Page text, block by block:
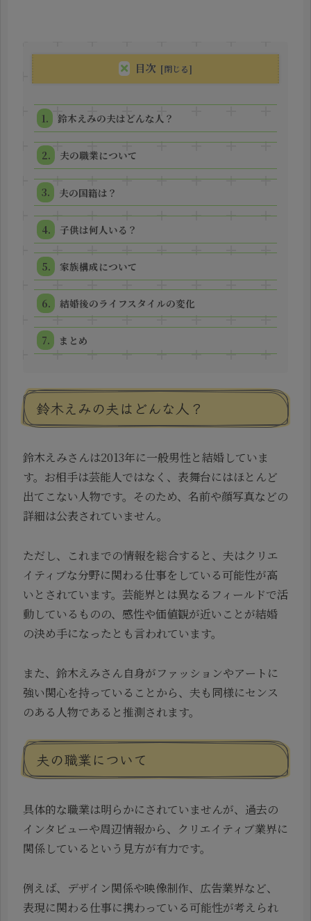
目次
鈴木えみの夫はどんな人？
夫の職業について
夫の国籍は？
子供は何人いる？
家族構成について
結婚後のライフスタイルの変化
まとめ
鈴木えみの夫はどんな人？
鈴木えみさんは2013年に一般男性と結婚していま
す。お相手は芸能人ではなく、表舞台にはほとんど
出てこない人物です。そのため、名前や顔写真などの
詳細は公表されていません。
ただし、これまでの情報を総合すると、夫はクリエ
イティブな分野に関わる仕事をしている可能性が高
いとされています。芸能界とは異なるフィールドで活
動しているものの、感性や価値観が近いことが結婚
の決め手になったとも言われています。
また、鈴木えみさん自身がファッションやアートに
強い関心を持っていることから、夫も同様にセンス
のある人物であると推測されます。
夫の職業について
具体的な職業は明らかにされていませんが、過去の
インタビューや周辺情報から、クリエイティブ業界に
関係しているという見方が有力です。
例えば、デザイン関係や映像制作、広告業界など、
表現に関わる仕事に携わっている可能性が考えられ